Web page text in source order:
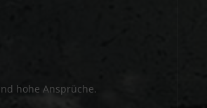
hohe Ansprüche.